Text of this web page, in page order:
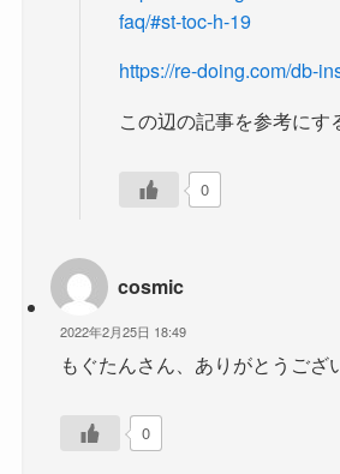
faq/#st-toc-h-19
https://re-doing.com/db-
この辺の記事を参考にす
0
cosmic
2022年2月25日 18:49
もぐたんさん、ありがとうござ
0